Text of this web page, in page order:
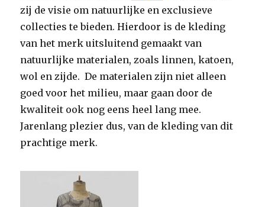
zij de visie om natuurlijke en exclusieve
collecties te bieden. Hierdoor is de kleding
van het merk uitsluitend gemaakt van
natuurlijke materialen, zoals linnen, katoen,
wol en zijde. De materialen zijn niet alleen
goed voor het milieu, maar gaan door de
kwaliteit ook nog eens heel lang mee.
Jarenlang plezier dus, van de kleding van dit
prachtige merk.